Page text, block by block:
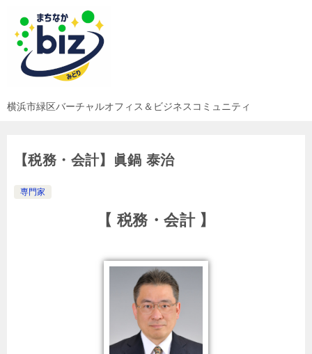
横浜市緑区バーチャルオフィス＆ビジネスコミュニティ
【税務・会計】眞鍋 泰治
専門家
【 税務・会計 】